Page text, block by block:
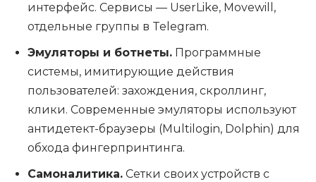
интерфейс. Сервисы — UserLike, Movewill,
отдельные группы в Telegram.
Эмуляторы и ботнеты. Программные
системы, имитирующие действия
пользователей: захождения, скроллинг,
клики. Современные эмуляторы используют
антидетект-браузеры (Multilogin, Dolphin) для
обхода фингерпринтинга.
Самоналитика. Сетки своих устройств с